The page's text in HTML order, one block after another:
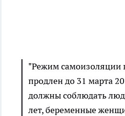
"Режим самоизоляции
продлен до 31 марта
должны соблюдать
лет, беременные